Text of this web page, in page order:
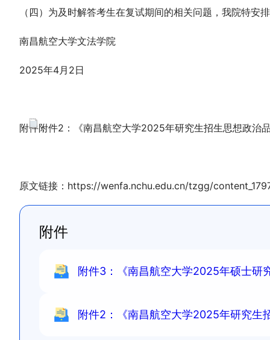
（四）为及时解答考生在复试期间的相关问题，我院特
南昌航空大学文法学院
2025年4月2日
附件：附件2：《南昌航空大学2025年研究生招生思想政治
原文链接： https://wenfa.nchu.edu.cn/tzgg/
附件
附件3：《南昌航空大学2025年硕士研
附件2：《南昌航空大学2025年研究生